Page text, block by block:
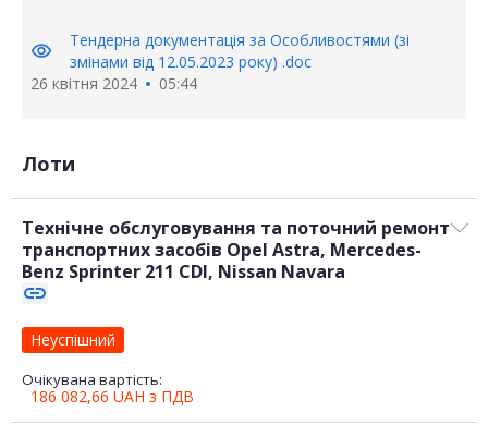
visibility
Тендерна документація за Особливостями (зі
змінами від 12.05.2023 року) .doc
26 квітня 2024
05:44
Лоти
Технічне обслуговування та поточний ремонт
транспортних засобів Opel Astra, Mercedes-
Benz Sprinter 211 CDI, Nissan Navara
link
Очікувана вартість:
186 082,66 UAH з ПДВ
Неуспішний